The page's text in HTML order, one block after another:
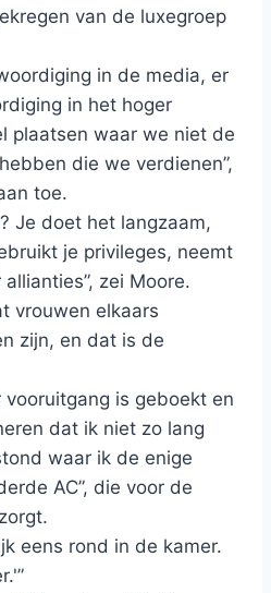
van de luxegroep
in de media, er
in het hoger
plaatsen waar we niet de
die we verdienen”,
toe.
Je doet het langzaam,
je privileges, neemt
zei Moore.
vrouwen elkaars
zijn, en dat is de
is geboekt en
dat ik niet zo lang
waar ik de enige
AC”, die voor de
eens rond in de kamer.